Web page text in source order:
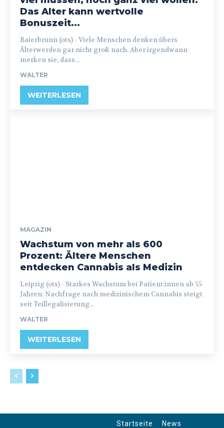
Das Alter kann wertvolle
Bonuszeit...
Baierbrunn (ots) - Viele Menschen denken übers
Älterwerden gar nicht groß nach. Aber irgendwann
merken sie, dass...
WALTER
WEITERLESEN
MAGAZIN
Wachstum von mehr als 600
Prozent: Ältere Menschen
entdecken Cannabis als Medizin
Leipzig (ots) - Starkes Wachstum bei Patient:innen ab 55
Jahren: Nachfrage nach medizinischem Cannabis steigt
seit Teillegalisierung...
WALTER
WEITERLESEN
Startseite News